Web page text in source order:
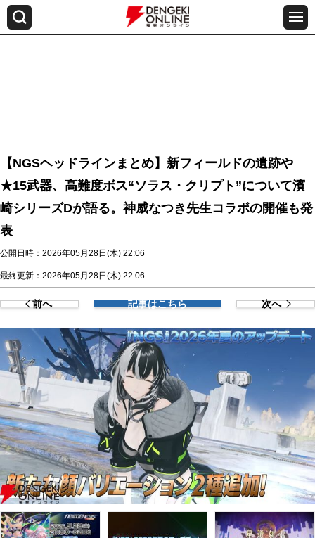
【NGSヘッドラインまとめ】新フィールドの遺跡や
★15武器、高難度ボス“ソラス・クリプト”について濱
崎シリーズDが語る。神威なつき先生コラボの開催も発
表
公開日時：2026年05月28日(木) 22:06
最終更新：2026年05月28日(木) 22:06
前へ 記事はこちら 次へ